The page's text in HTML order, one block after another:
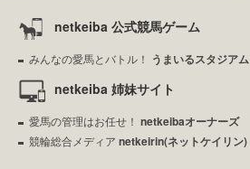
netkeiba 公式競馬ゲーム
みんなの愛馬とバトル！ うまいるスタジアム
netkeiba 姉妹サイト
愛馬の管理はお任せ！ netkeibaオーナーズ
競輪総合メディア netkeirin(ネットケイリン)